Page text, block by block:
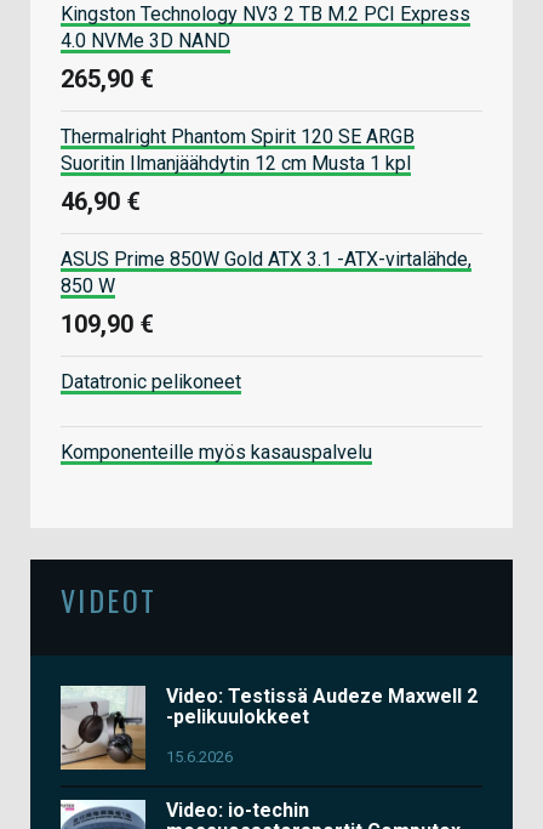
Kingston Technology NV3 2 TB M.2 PCI Express
4.0 NVMe 3D NAND
265,90 €
Thermalright Phantom Spirit 120 SE ARGB
Suoritin Ilmanjäähdytin 12 cm Musta 1 kpl
46,90 €
ASUS Prime 850W Gold ATX 3.1 -ATX-virtalähde,
850 W
109,90 €
Datatronic pelikoneet
Komponenteille myös kasauspalvelu
VIDEOT
Video: Testissä Audeze Maxwell 2
-pelikuulokkeet
15.6.2026
Video: io-techin